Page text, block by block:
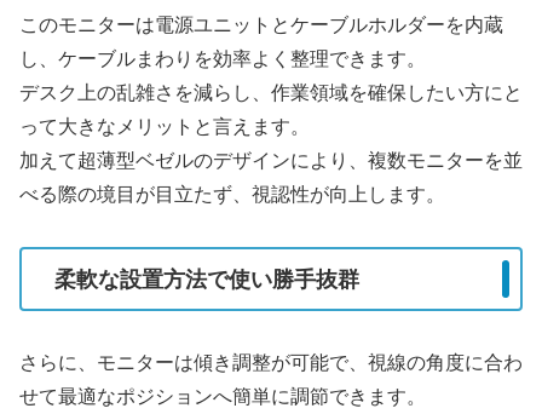
このモニターは電源ユニットとケーブルホルダーを内蔵
し、ケーブルまわりを効率よく整理できます。
デスク上の乱雑さを減らし、作業領域を確保したい方にと
って大きなメリットと言えます。
加えて超薄型ベゼルのデザインにより、複数モニターを並
べる際の境目が目立たず、視認性が向上します。
柔軟な設置方法で使い勝手抜群
さらに、モニターは傾き調整が可能で、視線の角度に合わ
せて最適なポジションへ簡単に調節できます。